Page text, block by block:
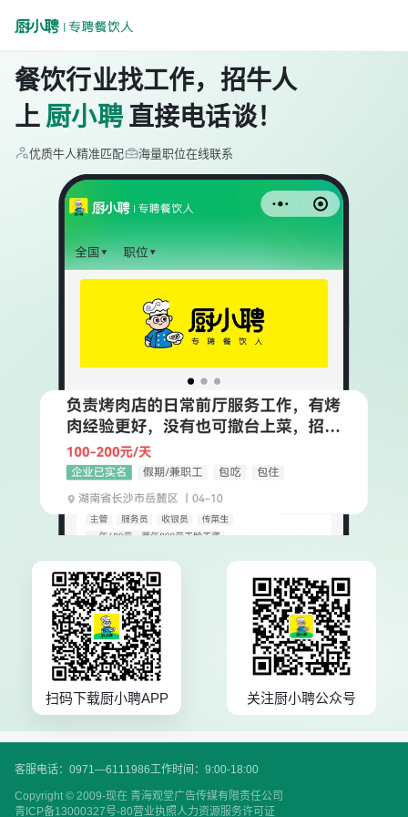
餐饮行业找工作，招牛人
上 厨小聘 直接电话谈！
优质牛人精准匹配 海量职位在线联系
扫码下载厨小聘APP 关注厨小聘公众号
客服电话：0971—6111986工作时间：9:00-18:00
Copyright © 2009-现在 青海观堂广告传媒有限责任公司
青ICP备13000327号-80营业执照人力资源服务许可证